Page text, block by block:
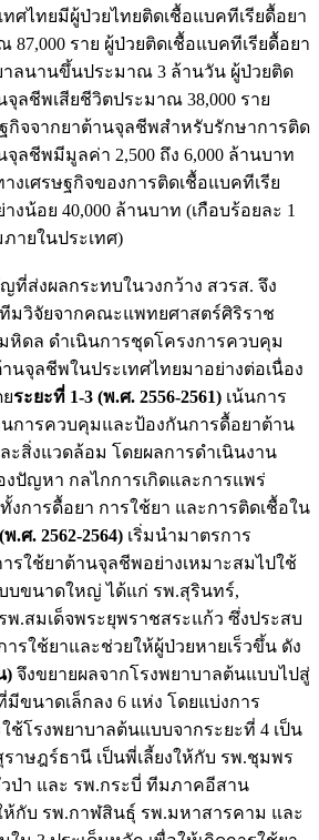
ศไทยมีผู้ป่วยไทยติดเชื้อแบคทีเรียดื้อยา
ราย ผู้ป่วยติดเชื้อแบคทีเรียดื้อยา
ลนานขึ้นประมาณ 3 ล้านวัน ผู้ป่วยติด
จุลชีพเสียชีวิตประมาณ 38,000 ราย
กิจจากยาต้านจุลชีพสำหรับรักษาการติด
ลชีพมีมูลค่า 2,500 ถึง 6,000 ล้านบาท
งเศรษฐกิจของการติดเชื้อแบคทีเรีย
น้อย 40,000 ล้านบาท (เกือบร้อยละ 1
ายในประเทศ)
งผลกระทบในวงกว้าง สวรส. จึง
มวิจัยจากคณะแพทยศาสตร์ศิริราช
หิดล ดำเนินการชุดโครงการควบคุม
นจุลชีพในประเทศไทยมาอย่างต่อเนื่อง
ระยะที่ 1-3 (พ.ศ. 2556-2561) เน้นการ
การควบคุมและป้องกันการดื้อยาต้าน
ะสิ่งแวดล้อม โดยผลการดำเนินงาน
ปัญหา กลไกการเกิดและการแพร่
งการดื้อยา การใช้ยา และการติดเชื้อใน
.ศ. 2562-2564) เริ่มนำมาตรการ
รใช้ยาต้านจุลชีพอย่างเหมาะสมไปใช้
บขนาดใหญ่ ได้แก่ รพ.สุรินทร์,
.สมเด็จพระยุพราชสระแก้ว ซึ่งประสบ
ารใช้ยาและช่วยให้ผู้ป่วยหายเร็วขึ้น ดัง
) จึงขยายผลจากโรงพยาบาลต้นแบบไปสู่
ขนาดเล็กลง 6 แห่ง โดยแบ่งการ
ช้โรงพยาบาลต้นแบบจากระยะที่ 4 เป็น
าษฎร์ธานี เป็นพี่เลี้ยงให้กับ รพ.ชุมพร
ป่า และ รพ.กระบี่ ทีมภาคอีสาน
ห้กับ รพ.กาฬสินธุ์ รพ.มหาสารคาม และ